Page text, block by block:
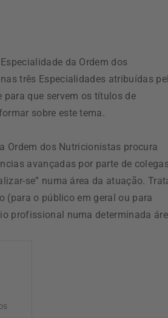
da Ordem dos
três Especialidades atribuídas
para que servem os títulos de
sobre este tema.
Ordem dos Nutricionistas procura
avançadas por parte de
se” numa área da atuação.
(para o público em geral ou para
profissional numa determinada